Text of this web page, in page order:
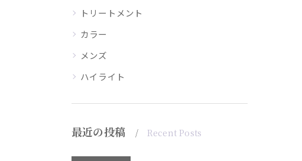
トリートメント
カラー
メンズ
ハイライト
最近の投稿 Recent Posts